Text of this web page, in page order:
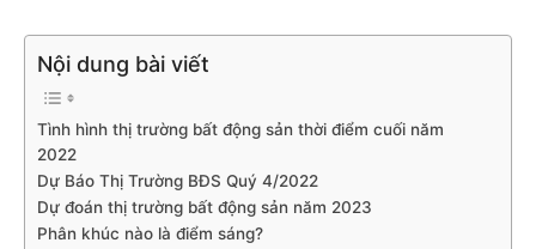
Nội dung bài viết
Tình hình thị trường bất động sản thời điểm cuối năm
2022
Dự Báo Thị Trường BĐS Quý 4/2022
Dự đoán thị trường bất động sản năm 2023
Phân khúc nào là điểm sáng?